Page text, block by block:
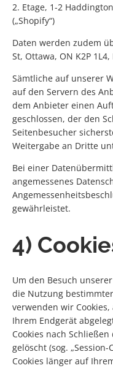
2. Etage, 1-2
(„Shopify“)
Daten werden zudem
St, Ottawa, ON K2P 1L4,
Sämtliche auf unserer
auf den Servern des
dem Anbieter einen
geschlossen, der den
Seitenbesucher
Weitergabe an Dritte
Bei einer
angemessenes
gewährleistet.
4)
Um den Besuch
die Nutzung
verwenden wir
Ihrem Endgerät
Cookies nach
gelöscht (sog.
Cookies länger auf